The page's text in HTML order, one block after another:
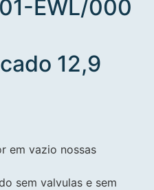
EWL/000
12,9
em vazio nossas
sem valvulas e sem